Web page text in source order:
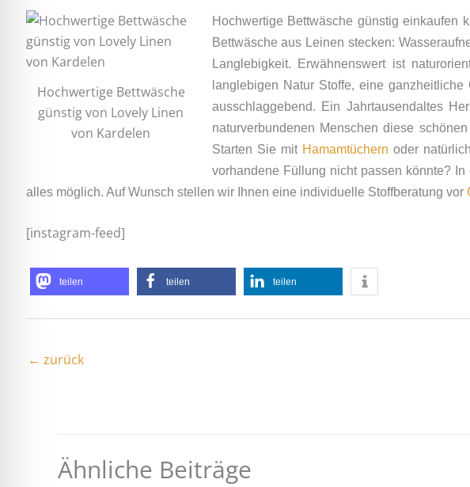
Hochwertige Bettwäsche
günstig von Lovely Linen
von Kardelen
Hochwertige Bettwäsche günstig
Bettwäsche aus Leinen stecken:
Langlebigkeit. Erwähnenswert ist
langlebigen Natur Stoffe, eine
ausschlaggebend. Ein Jahrtausendaltes
naturverbundenen Menschen diese
Starten Sie mit Hamamtüchern oder
vorhandene Füllung nicht passen könnte?
alles möglich. Auf Wunsch stellen wir Ihnen eine individuelle Stoffberatung vor
[instagram-feed]
teilen teilen teilen
← zurück
Ähnliche Beiträge